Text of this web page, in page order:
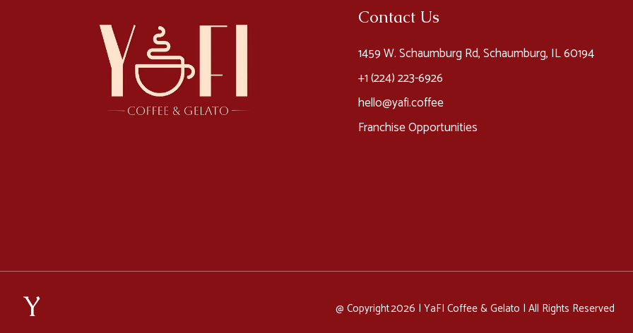
Contact Us
1459 W. Schaumburg Rd, Schaumburg, IL 60194
+1 (224) 223-6926​
hello@yafi.coffee
Franchise Opportunities
@ Copyright 2026 | YaFI Coffee & Gelato | All Rights Reserved